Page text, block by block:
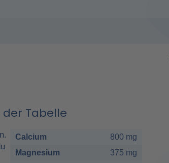
Tabelle
Calcium
800 mg
Magnesium
375 mg